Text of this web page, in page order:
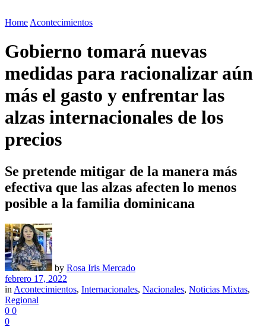
Home Acontecimientos
Gobierno tomará nuevas
medidas para racionalizar aún
más el gasto y enfrentar las
alzas internacionales de los
precios
Se pretende mitigar de la manera más
efectiva que las alzas afecten lo menos
posible a la familia dominicana
by Rosa Iris Mercado
febrero 17, 2022
in Acontecimientos, Internacionales, Nacionales, Noticias Mixtas,
Regional
0 0
0